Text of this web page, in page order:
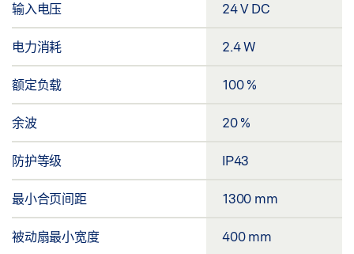
输入电压 24 V DC
电力消耗 2.4 W
额定负载 100 %
余波 20 %
防护等级 IP43
最小合页间距 1300 mm
被动扇最小宽度 400 mm